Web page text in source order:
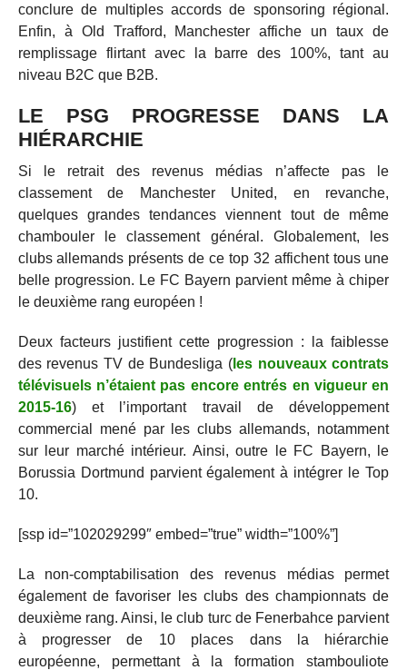
conclure de multiples accords de sponsoring régional.
Enfin, à Old Trafford, Manchester affiche un taux de
remplissage flirtant avec la barre des 100%, tant au
niveau B2C que B2B.
LE PSG PROGRESSE DANS LA
HIÉRARCHIE
Si le retrait des revenus médias n’affecte pas le
classement de Manchester United, en revanche,
quelques grandes tendances viennent tout de même
chambouler le classement général. Globalement, les
clubs allemands présents de ce top 32 affichent tous une
belle progression. Le FC Bayern parvient même à chiper
le deuxième rang européen !
Deux facteurs justifient cette progression : la faiblesse
des revenus TV de Bundesliga ( les nouveaux contrats
télévisuels n’étaient pas encore entrés en vigueur en
2015-16) et l’important travail de développement
commercial mené par les clubs allemands, notamment
sur leur marché intérieur. Ainsi, outre le FC Bayern, le
Borussia Dortmund parvient également à intégrer le Top
10.
[ssp id=”102029299″ embed=”true” width=”100%”]
La non-comptabilisation des revenus médias permet
également de favoriser les clubs des championnats de
deuxième rang. Ainsi, le club turc de Fenerbahce parvient
à progresser de 10 places dans la hiérarchie
européenne, permettant à la formation stambouliote